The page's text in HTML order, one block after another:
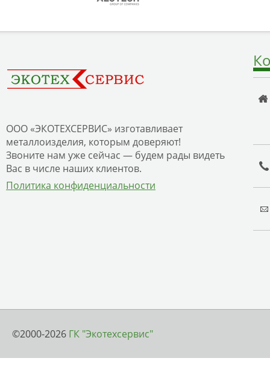
ООО «ЭКОТЕХСЕРВИС» изготавливает
металлоизделия, которым доверяют!
Звоните нам уже сейчас — будем рады видеть
Вас в числе наших клиентов.
Политика конфиденциальности
©2000-2026 ГК "Экотехсервис"